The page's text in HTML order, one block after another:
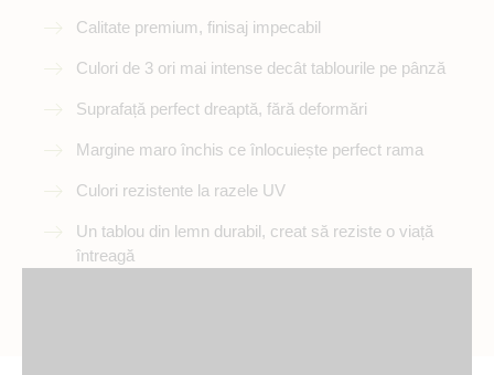
Calitate premium, finisaj impecabil
Culori de 3 ori mai intense decât tablourile pe pânză
Suprafață perfect dreaptă, fără deformări
Margine maro închis ce înlocuiește perfect rama
Culori rezistente la razele UV
Un tablou din lemn durabil, creat să reziste o viață
întreagă